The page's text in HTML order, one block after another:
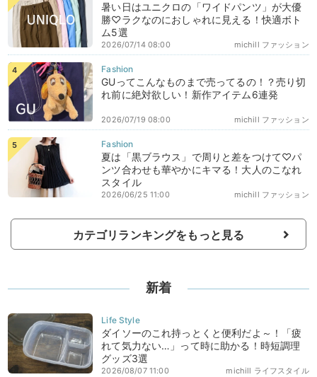
暑い日はユニクロの「ワイドパンツ」が大優
勝♡ラクなのにおしゃれに見える！快適ボト
ム5選
michill ファッション
2026/07/14 08:00
GUってこんなものまで売ってるの！？売り切
れ前に絶対欲しい！新作アイテム6連発
michill ファッション
2026/07/19 08:00
夏は「黒ブラウス」で周りと差をつけて♡パ
ンツ合わせも華やかにキマる！大人のこなれ
スタイル
michill ファッション
2026/06/25 11:00
カテゴリランキングをもっと見る
新着
ダイソーのこれ持っとくと便利だよ～！「疲
れて気力ない…」って時に助かる！時短調理
グッズ3選
michill ライフスタイル
2026/08/07 11:00